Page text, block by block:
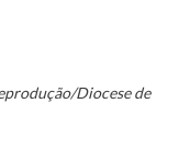
Diocese de